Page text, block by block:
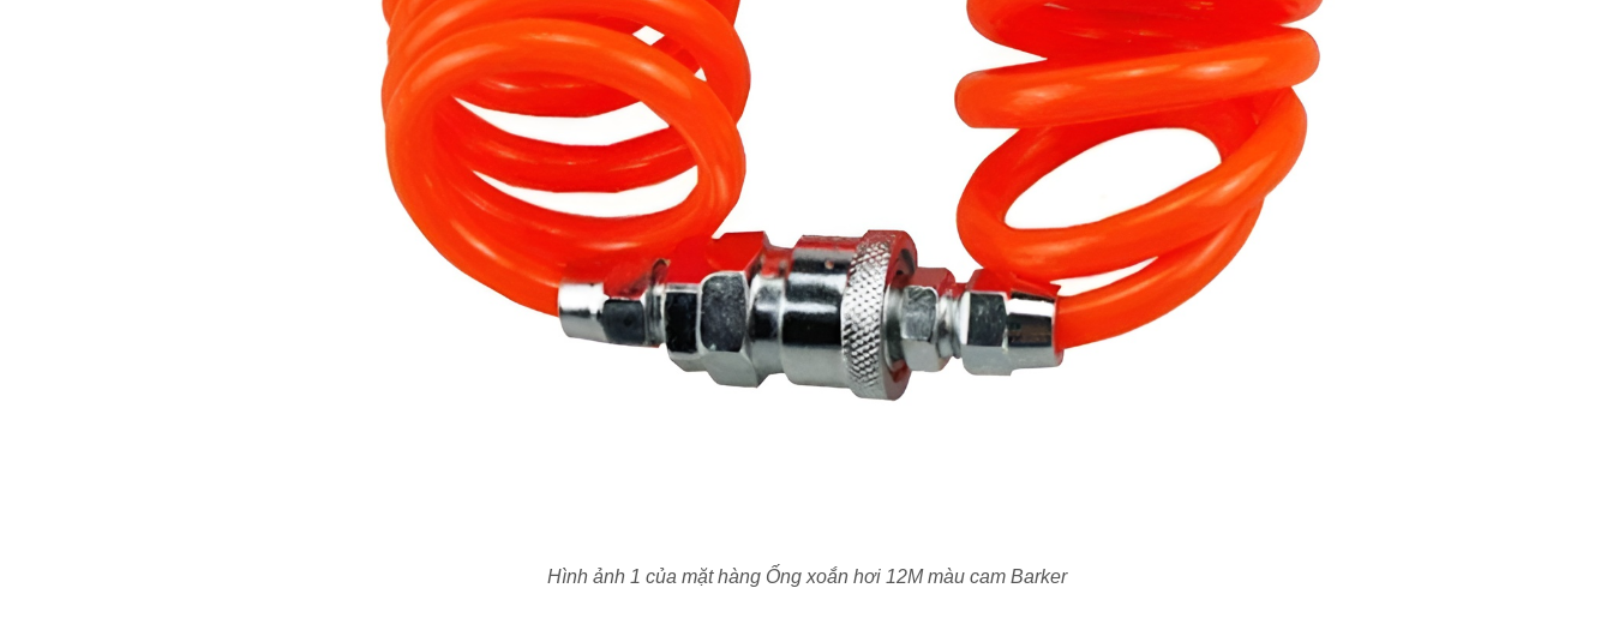
Hình ảnh 1 của mặt hàng Ống xoắn hơi 12M màu cam Barker